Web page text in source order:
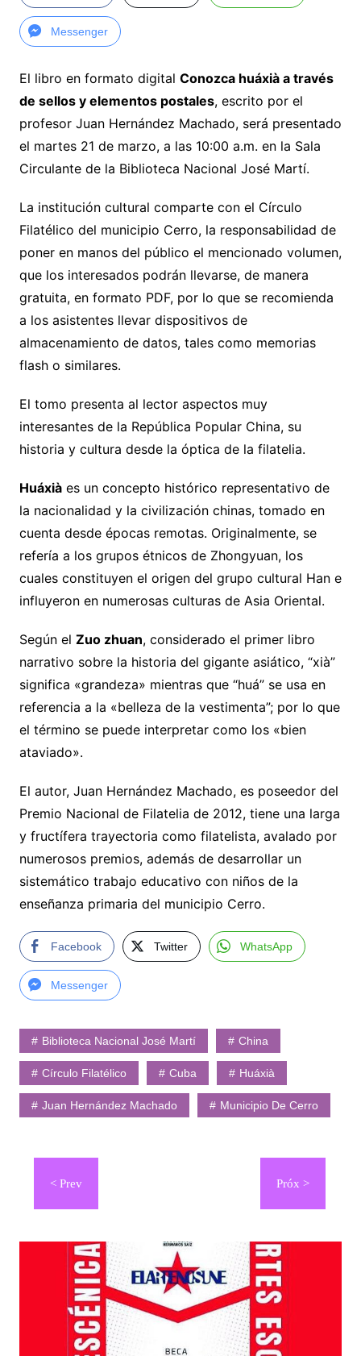
Messenger
El libro en formato digital Conozca huáxià a través
de sellos y elementos postales, escrito por el
profesor Juan Hernández Machado, será presentado
el martes 21 de marzo, a las 10:00 a.m. en la Sala
Circulante de la Biblioteca Nacional José Martí.
La institución cultural comparte con el Círculo
Filatélico del municipio Cerro, la responsabilidad de
poner en manos del público el mencionado volumen,
que los interesados podrán llevarse, de manera
gratuita, en formato PDF, por lo que se recomienda
a los asistentes llevar dispositivos de
almacenamiento de datos, tales como memorias
flash o similares.
El tomo presenta al lector aspectos muy
interesantes de la República Popular China, su
historia y cultura desde la óptica de la filatelia.
Huáxiàes un concepto histórico representativo de
la nacionalidad y la civilización chinas, tomado en
cuenta desde épocas remotas. Originalmente, se
refería a los grupos étnicos de Zhongyuan, los
cuales constituyen el origen del grupo cultural Han e
influyeron en numerosas culturas de Asia Oriental.
Según el Zuo zhuan, considerado el primer libro
narrativo sobre la historia del gigante asiático, “xià”
significa «grandeza» mientras que “huá” se usa en
referencia a la «belleza de la vestimenta”; por lo que
el término se puede interpretar como los «bien
ataviado».
El autor, Juan Hernández Machado, es poseedor del
Premio Nacional de Filatelia de 2012, tiene una larga
y fructífera trayectoria como filatelista, avalado por
numerosos premios, además de desarrollar un
sistemático trabajo educativo con niños de la
enseñanza primaria del municipio Cerro.
Facebook Twitter WhatsApp
Messenger
Biblioteca Nacional José Martí China
Círculo Filatélico Cuba Huáxià
Juan Hernández Machado Municipio De Cerro
Navegación
entradas